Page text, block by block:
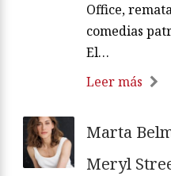
Office,
comedias
El…
Leer más
Marta
Meryl